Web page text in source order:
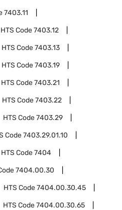
7403.11
HTS Code7403.12
HTS Code7403.13
HTS Code7403.19
HTS Code7403.21
HTS Code7403.22
HTS Code7403.29
Code7403.29.01.10
HTS Code7404
7404.00.30
HTS Code7404.00.30.45
HTS Code7404.00.30.65